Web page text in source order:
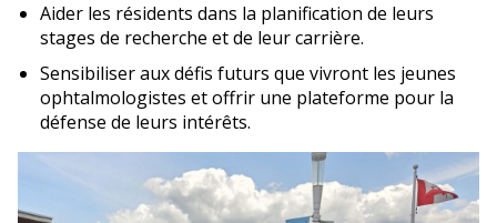
Aider les résidents dans la planification de leurs
stages de recherche et de leur carrière.
Sensibiliser aux défis futurs que vivront les jeunes
ophtalmologistes et offrir une plateforme pour la
défense de leurs intérêts.